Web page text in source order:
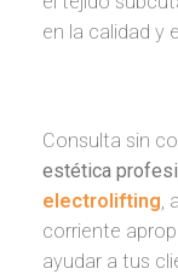
en la calidad y
Consulta sin
estética
electrolifting,
corriente
ayudar a tus